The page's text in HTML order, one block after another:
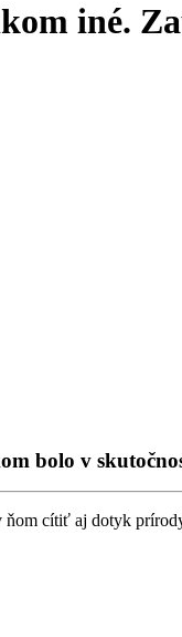
iné.
bolo v
cítiť aj dotyk